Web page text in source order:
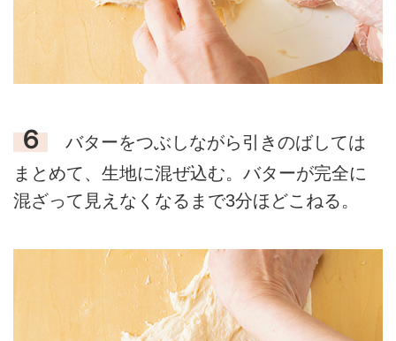
６
バターをつぶしながら引きのばしては
まとめて、生地に混ぜ込む。バターが完全に
混ざって見えなくなるまで3分ほどこねる。